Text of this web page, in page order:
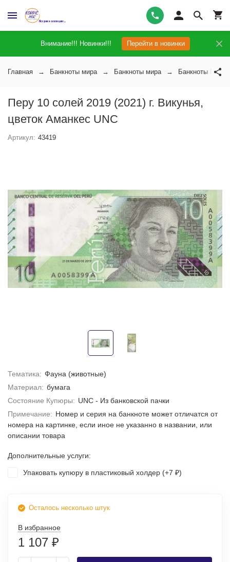
Внимание!!! Новинки!!! Перейти в новинки
Главная Банкноты мира Банкноты мира Банкноты Перу
Перу 10 солей 2019 (2021) г. Викунья,
цветок Аманкес UNC
Артикул: 43419
Тематика: Фауна (животные)
Материал: бумага
Состояние Купюры: UNC - Из банковской пачки
Примечание: Номер и серия на банкноте может отличатся от
номера на картинке, если иное не указанно в названии, или
описании товара
Дополнительные услуги:
Упаковать купюру в пластиковый холдер (+7 ₽)
Осталось несколько штук
В избранное
1 107 ₽